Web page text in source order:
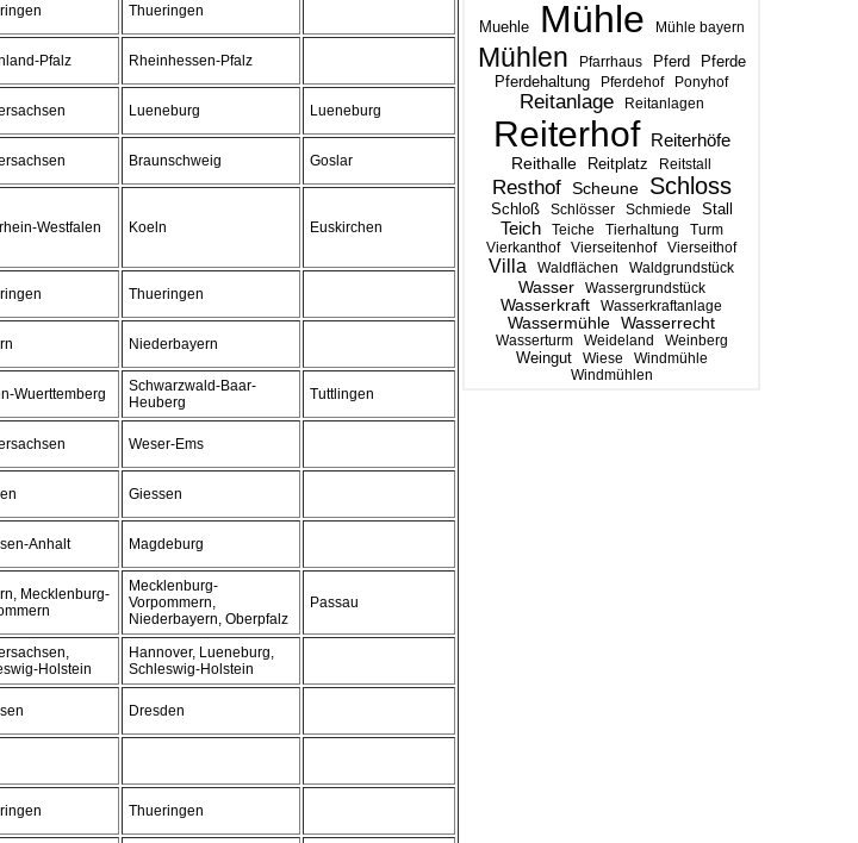
Muehle Mühle Mühle bayern
Mühlen Pfarrhaus Pferd Pferde
Pferdehaltung Pferdehof Ponyhof
Reitanlage Reitanlagen
Reiterhof Reiterhöfe
Reithalle Reitplatz Reitstall
Resthof Scheune Schloss
Schloß Schlösser Schmiede Stall
Teich Teiche Tierhaltung
Turm
Vierkanthof
Vierseitenhof Vierseithof
Villa Waldflächen Waldgrundstück
Wasser Wassergrundstück
Wasserkraft Wasserkraftanlage
Wassermühle Wasserrecht
Wasserturm Weideland Weinberg
Weingut Wiese
Windmühle
Windmühlen
Thueringen
Pfalz Rheinhessen-Pfalz
Lueneburg Lueneburg
Braunschweig Goslar
Westfalen Koeln Euskirchen
Thueringen
Niederbayern
Wuerttemberg
Schwarzwald-Baar-
Heuberg
Tuttlingen
Weser-Ems
Giessen
Anhalt Magdeburg
Mecklenburg-
Mecklenburg-
Vorpommern,
Niederbayern, Oberpfalz
Passau
Holstein
Hannover, Lueneburg,
Schleswig-Holstein
Dresden
Thueringen